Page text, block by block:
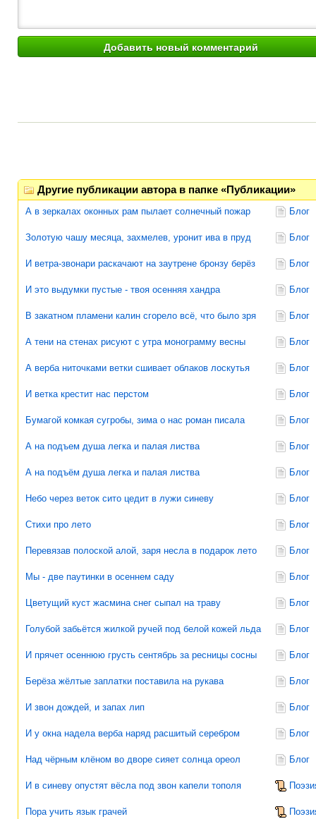
Другие публикации автора в папке «Публикации»
А в зеркалах оконных рам пылает солнечный пожар Блог
Золотую чашу месяца, захмелев, уронит ива в пруд Блог
И ветра-звонари раскачают на заутрене бронзу берёз Блог
И это выдумки пустые - твоя осенняя хандра Блог
В закатном пламени калин сгорело всё, что было зря Блог
А тени на стенах рисуют с утра монограмму весны Блог
А верба ниточками ветки сшивает облаков лоскутья Блог
И ветка крестит нас перстом Блог
Бумагой комкая сугробы, зима о нас роман писала Блог
А на подъем душа легка и палая листва Блог
А на подъём душа легка и палая листва Блог
Небо через веток сито цедит в лужи синеву Блог
Стихи про лето Блог
Перевязав полоской алой, заря несла в подарок лето Блог
Мы - две паутинки в осеннем саду Блог
Цветущий куст жасмина снег сыпал на траву Блог
Голубой забьётся жилкой ручей под белой кожей льда Блог
И прячет осеннюю грусть сентябрь за ресницы сосны Блог
Берёза жёлтые заплатки поставила на рукава Блог
И звон дождей, и запах лип Блог
И у окна надела верба наряд расшитый серебром Блог
Над чёрным клёном во дворе сияет солнца ореол Блог
И в синеву опустят вёсла под звон капели тополя
Пора учить язык грачей